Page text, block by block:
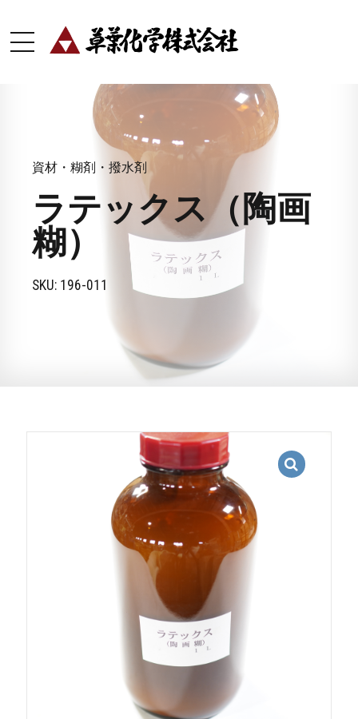
資材・糊剤・撥水剤
ラテックス（陶画
糊）
SKU: 196-011